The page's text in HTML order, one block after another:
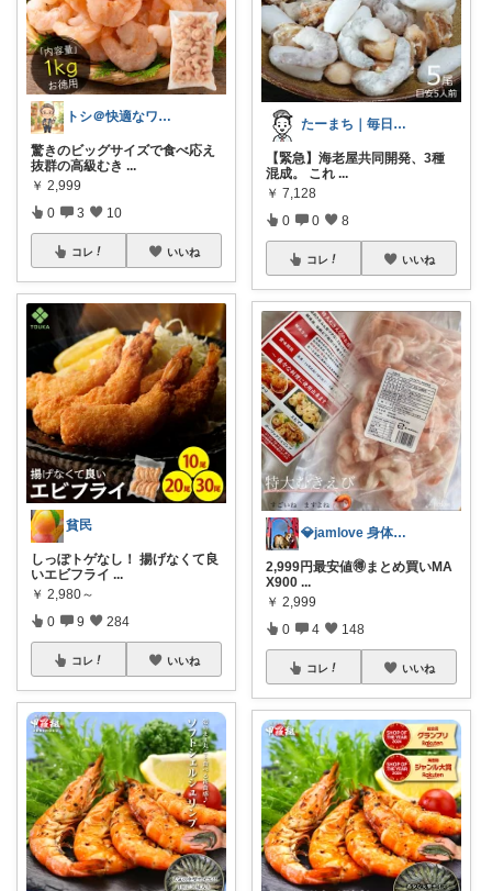
トシ＠快適なワークスペース作り
驚きのビッグサイズで食べ応え
抜群の高級むき ...
￥ 2,999
0 3 10
コレ いいね
貧民
しっぽトゲなし！ 揚げなくて良
いエビフライ ...
￥ 2,980～
0 9 284
コレ いいね
たーまち｜毎日10時 楽天超目玉
【緊急】海老屋共同開発、3種
混成。 これ ...
￥ 7,128
0 0 8
コレ いいね
💎jamlove 身体に優しく
2,999円最安値🉐まとめ買いMA
X900 ...
￥ 2,999
0 4 148
コレ いいね